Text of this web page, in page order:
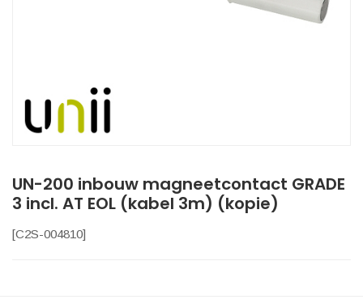
UN-200 inbouw magneetcontact GRADE
3 incl. AT EOL (kabel 3m) (kopie)
[C2S-004810]